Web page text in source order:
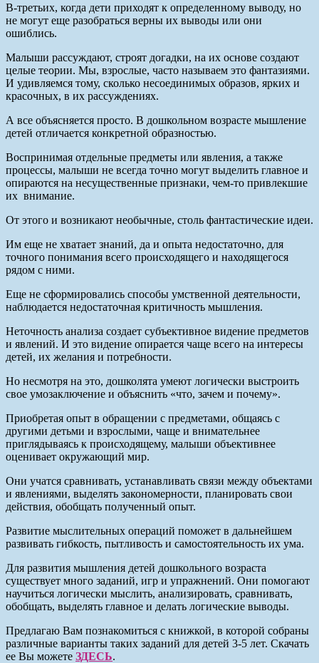
В-третьих, когда дети приходят к определенному выводу, но
не могут еще разобраться верны их выводы или они
ошиблись.
Малыши рассуждают, строят догадки, на их основе создают
целые теории. Мы, взрослые, часто называем это фантазиями.
И удивляемся тому, сколько несоединимых образов, ярких и
красочных, в их рассуждениях.
А все объясняется просто. В дошкольном возрасте мышление
детей отличается конкретной образностью.
Воспринимая отдельные предметы или явления, а также
процессы, малыши не всегда точно могут выделить главное и
опираются на несущественные признаки, чем-то привлекшие
их внимание.
От этого и возникают необычные, столь фантастические идеи.
Им еще не хватает знаний, да и опыта недостаточно, для
точного понимания всего происходящего и находящегося
рядом с ними.
Еще не сформировались способы умственной деятельности,
наблюдается недостаточная критичность мышления.
Неточность анализа создает субъективное видение предметов
и явлений. И это видение опирается чаще всего на интересы
детей, их желания и потребности.
Но несмотря на это, дошколята умеют логически выстроить
свое умозаключение и объяснить «что, зачем и почему».
Приобретая опыт в обращении с предметами, общаясь с
другими детьми и взрослыми, чаще и внимательнее
приглядываясь к происходящему, малыши объективнее
оценивает окружающий мир.
Они учатся сравнивать, устанавливать связи между объектами
и явлениями, выделять закономерности, планировать свои
действия, обобщать полученный опыт.
Развитие мыслительных операций поможет в дальнейшем
развивать гибкость, пытливость и самостоятельность их ума.
Для развития мышления детей дошкольного возраста
существует много заданий, игр и упражнений. Они помогают
научиться логически мыслить, анализировать, сравнивать,
обобщать, выделять главное и делать логические выводы.
Предлагаю Вам познакомиться с книжкой, в которой собраны
различные варианты таких заданий для детей 3-5 лет. Скачать
ее Вы можете ЗДЕСЬ.